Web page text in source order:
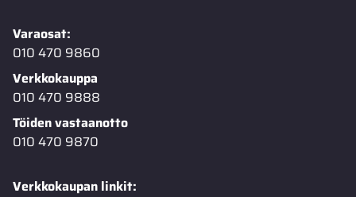
Varaosat:
010 470 9860
Verkkokauppa
010 470 9888
Töiden vastaanotto
010 470 9870
Verkkokaupan linkit: